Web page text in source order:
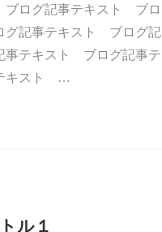
ログ記事テキスト ブロ
グ記事テキスト ブログ記
テキスト ブログ記事テ
キスト …
ル１